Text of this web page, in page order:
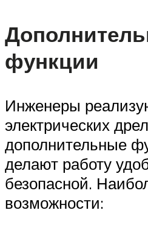
функции
Инженеры
электрических
дополнительные
делают работу
безопасной.
возможности: